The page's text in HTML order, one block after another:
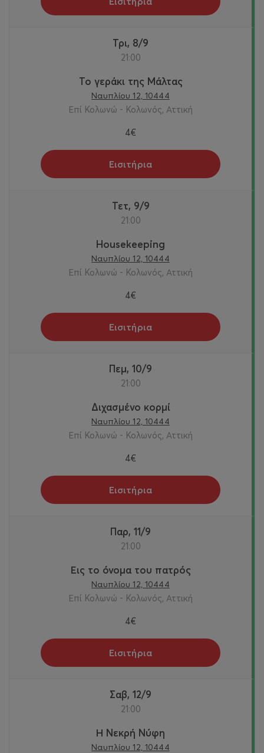
Τρι, 8/9
21:00
Το γεράκι της Μάλτας
Ναυπλίου 12, 10444
Επί Κολωνώ - Κολωνός, Αττική
4€
Εισιτήρια
Τετ, 9/9
21:00
Housekeeping
Ναυπλίου 12, 10444
Επί Κολωνώ - Κολωνός, Αττική
4€
Εισιτήρια
Πεμ, 10/9
21:00
Διχασμένο κορμί
Ναυπλίου 12, 10444
Επί Κολωνώ - Κολωνός, Αττική
4€
Εισιτήρια
Παρ, 11/9
21:00
Εις το όνομα του πατρός
Ναυπλίου 12, 10444
Επί Κολωνώ - Κολωνός, Αττική
4€
Εισιτήρια
Σαβ, 12/9
21:00
Η Νεκρή Νύφη
Ναυπλίου 12, 10444